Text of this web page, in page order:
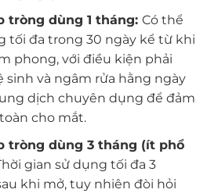
tròng dùng 1 tháng: Có thể
tối đa trong 30 ngày kể từ khi
phong, với điều kiện phải
sinh và ngâm rửa hằng ngày
dịch chuyên dụng để đảm
cho mắt.
tròng dùng 3 tháng (ít phổ
gian sử dụng tối đa 3
khi mở, tuy nhiên đòi hỏi